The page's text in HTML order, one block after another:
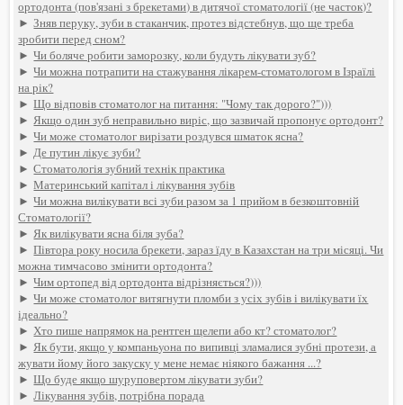
ортодонта (пов'язані з брекетами) в дитячої стоматології (не часток)?
►Зняв перуку, зуби в стаканчик, протез відстебнув, що ще треба
зробити перед сном?
►Чи боляче робити заморозку, коли будуть лікувати зуб?
►Чи можна потрапити на стажування лікарем-стоматологом в Ізраїлі
на рік?
►Що відповів стоматолог на питання: "Чому так дорого?")))
►Якщо один зуб неправильно виріс, що зазвичай пропонує ортодонт?
►Чи може стоматолог вирізати роздувся шматок ясна?
►Де путин лікує зуби?
►Стоматологія зубний технік практика
►Материнський капітал і лікування зубів
►Чи можна вилікувати всі зуби разом за 1 прийом в безкоштовній
Стоматології?
►Як вилікувати ясна біля зуба?
►Півтора року носила брекети, зараз їду в Казахстан на три місяці. Чи
можна тимчасово змінити ортодонта?
►Чим ортопед від ортодонта відрізняється?)))
►Чи може стоматолог витягнути пломби з усіх зубів і вилікувати їх
ідеально?
►Хто пише напрямок на рентген щелепи або кт? стоматолог?
►Як бути, якщо у компаньyoна по випивці зламалися зубні протези, а
жувати йому його закуску у мене немає ніякого бажання ...?
►Що буде якщо шуруповертом лікувати зуби?
►Лікування зубів, потрібна порада